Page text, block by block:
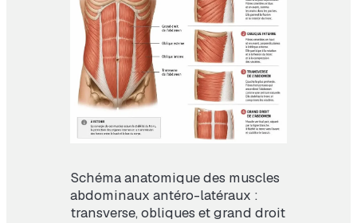
Schéma anatomique des muscles
abdominaux antéro-latéraux :
transverse, obliques et grand droit